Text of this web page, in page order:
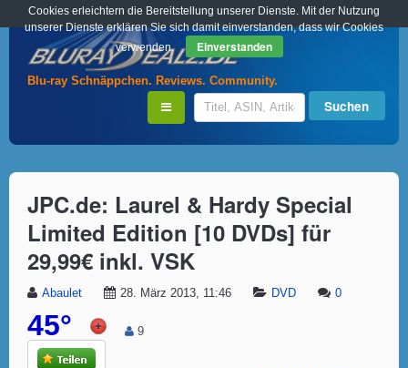
Blu-ray Schnäppchen. Reviews. Community.
JPC.de: Laurel & Hardy Special
Limited Edition [10 DVDs] für
29,99€ inkl. VSK
Abaulet 28. März 2013, 11:46 DVD 0
45° 9
Cookies erleichtern die Bereitstellung unserer Dienste. Mit der Nutzung
unserer Dienste erklären Sie sich damit einverstanden, dass wir Cookies
verwenden.
Einverstanden